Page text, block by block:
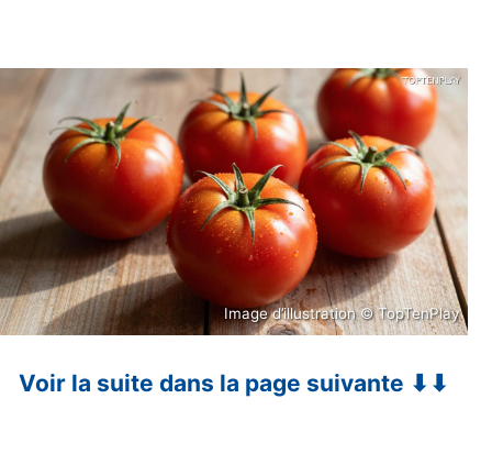
Image d’illustration © TopTenPlay
Voir la suite dans la page suivante ⬇⬇